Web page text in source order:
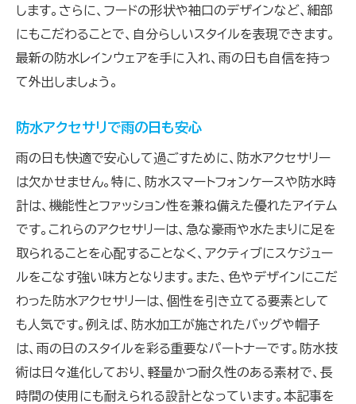
します。さらに、フードの形状や袖口のデザインなど、細部
にもこだわることで、自分らしいスタイルを表現できます。
最新の防水レインウェアを手に入れ、雨の日も自信を持っ
て外出しましょう。
防水アクセサリで雨の日も安心
雨の日も快適で安心して過ごすために、防水アクセサリー
は欠かせません。特に、防水スマートフォンケースや防水時
計は、機能性とファッション性を兼ね備えた優れたアイテム
です。これらのアクセサリーは、急な豪雨や水たまりに足を
取られることを心配することなく、アクティブにスケジュー
ルをこなす強い味方となります。また、色やデザインにこだ
わった防水アクセサリーは、個性を引き立てる要素として
も人気です。例えば、防水加工が施されたバッグや帽子
は、雨の日のスタイルを彩る重要なパートナーです。防水技
術は日々進化しており、軽量かつ耐久性のある素材で、長
時間の使用にも耐えられる設計となっています。本記事を